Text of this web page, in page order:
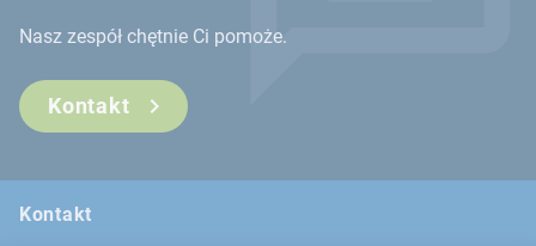
Nasz zespół chętnie Ci pomoże.
Kontakt
Kontakt